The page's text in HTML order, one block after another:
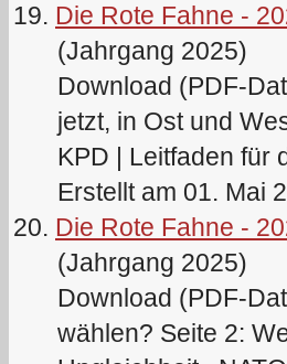
19. Die Rote Fahne -
(Jahrgang 2025)
Download (PDF-
jetzt, in Ost und
KPD | Leitfaden für
Erstellt am 01. Mai
20. Die Rote Fahne -
(Jahrgang 2025)
Download (PDF-
wählen? Seite 2: